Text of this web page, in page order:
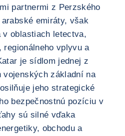
partnermi z Perzského
emiráty, však
v oblastiach letectva,
vplyvu a
je sídlom jednej z
základní na
jeho strategické
bezpečnostnú pozíciu v
sú silné vďaka
obchodu a